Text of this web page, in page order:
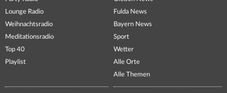
Lounge Radio
Weihnachtsradio
Meditationsradio
Top 40
Playlist
Fulda News
Bayern News
Sport
Wetter
Alle Orte
Alle Themen